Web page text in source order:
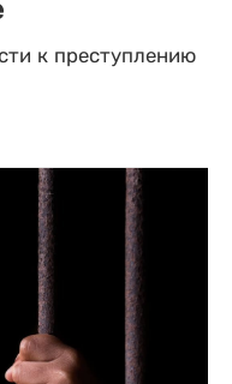
к преступлению